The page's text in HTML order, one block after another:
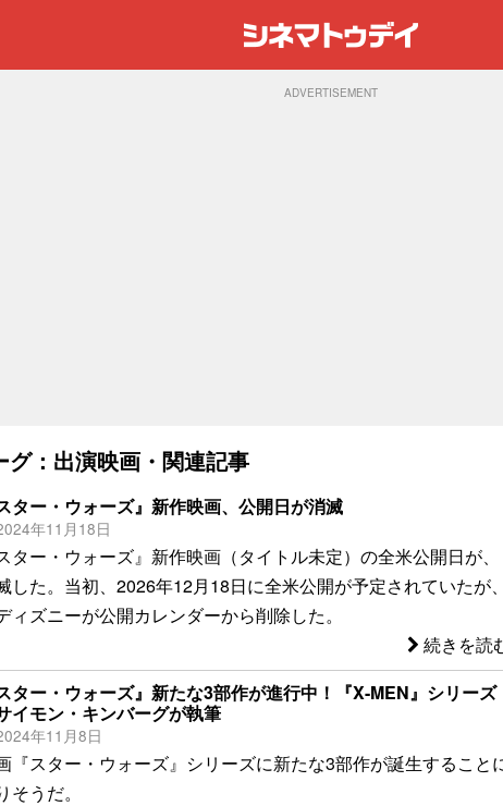
ADVERTISEMENT
：出演映画・関連記事
ター・ウォーズ』新作映画、公開日が消滅
年11月18日
ター・ウォーズ』新作映画（タイトル未定）の全米公開日が、
した。当初、2026年12月18日に全米公開が予定されていたが、
ィズニーが公開カレンダーから削除した。
続きを読
ター・ウォーズ』新たな3部作が進行中！『X-MEN』シリーズ
イモン・キンバーグが執筆
年11月8日
『スター・ウォーズ』シリーズに新たな3部作が誕生すること
そうだ。